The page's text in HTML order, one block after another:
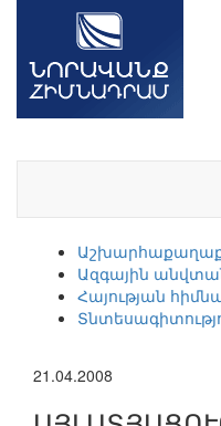
Ազգային
Հայության
21.04.2008